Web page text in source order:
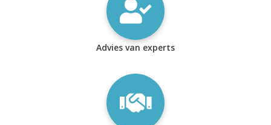
Advies van experts